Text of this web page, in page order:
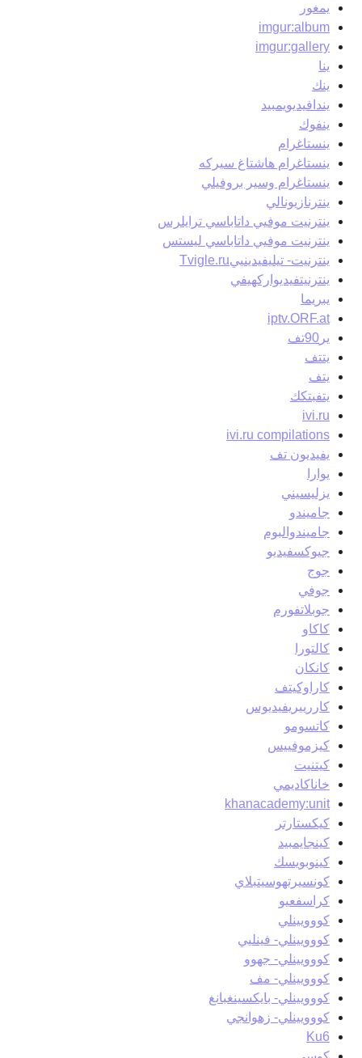
يمغور
imgur:album
imgur:gallery
ينا
ينك
يندافيديويمبيد
ينفوك
ينستاغرام
ينستاغرام هاشتاغ سيركه
ينستاغرام وسير بروفيلي
ينترنازيونالي
ينترنيت موفيي داتاباسي ترايلرس
ينترنيت موفيي داتاباسي ليستس
ينترنيت- تيليفيدينييTvigle.ru
ينترنيتفيديواركهيفي
يبريما
iptv.ORF.at
ير90تف
يتتف
يتف
يتفبتكك
ivi.ru
ivi.ru compilations
يفيديون تف
يوارا
يزليسيني
جاميندو
جاميندوالبوم
جيوكسفيديو
جوج
جوفي
جوبلاتفورم
كاكاو
كالتورا
كانكان
كاراوكيتف
كاررييريفيديوس
كاتسومو
كيزموفييس
كيتنيت
خاناكاديمي
khanacademy:unit
كيكستارتر
كينجايمبيد
كينوبويسك
كونسيرتهوسيتبلاي
كراسفعيو
كووويينلي
كووويينلي- فينليي
كووويينلي- جهوو
كووويينلي- مف
كووويينلي- بايكسينغبانغ
كووويينلي- زهوانجي
Ku6